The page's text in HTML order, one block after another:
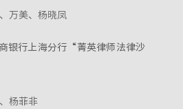
万美、杨晓凤
银行上海分行“菁英律师法律沙
杨菲非